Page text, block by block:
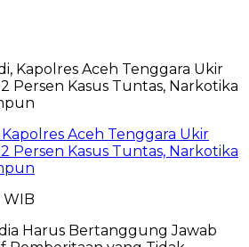
Aceh Tenggara Ukir
Persen Kasus Tuntas, Narkotika
WIB